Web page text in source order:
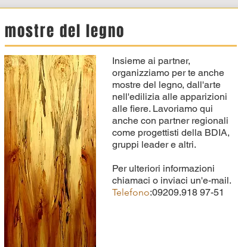
mostre del legno
Insieme ai partner,
organizziamo per te anche
mostre del legno, dall'arte
nell'edilizia alle apparizioni
alle fiere. Lavoriamo qui
anche con partner regionali
come progettisti della BDIA,
gruppi leader e altri.
Per ulteriori informazioni
chiamaci o inviaci un'e-mail.
Telefono:09209.918 97-51